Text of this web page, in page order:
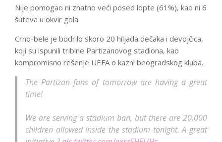
Nije pomogao ni znatno veći posed lopte (61%), kao ni 6
šuteva u okvir gola.
Crno-bele je bodrilo skoro 20 hiljada dečaka i devojčica,
koji su ispunili tribine Partizanovog stadiona, kao
kompromisno rešenje UEFA o kazni beogradskog kluba.
The Partizan fans of tomorrow are having a great
time!
We are serving a stadium ban, but there are 20,000
children allowed inside the stadium tonight. A great